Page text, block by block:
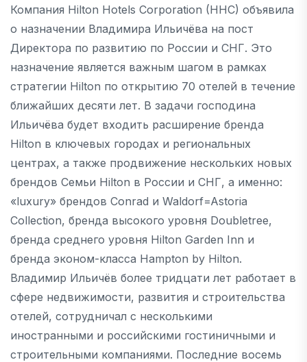
Компания Hilton Hotels Corporation (HHC) объявила
о назначении Владимира Ильичёва на пост
Директора по развитию по России и СНГ. Это
назначение является важным шагом в рамках
стратегии Hilton по открытию 70 отелей в течение
ближайших десяти лет. В задачи господина
Ильичёва будет входить расширение бренда
Hilton в ключевых городах и региональных
центрах, а также продвижение нескольких новых
брендов Семьи Hilton в России и СНГ, а именно:
«luxury» брендов Conrad и Waldorf=Astoria
Collection, бренда высокого уровня Doubletree,
бренда среднего уровня Hilton Garden Inn и
бренда эконом-класса Hampton by Hilton.
Владимир Ильичёв более тридцати лет работает в
сфере недвижимости, развития и строительства
отелей, сотрудничал с несколькими
иностранными и российскими гостиничными и
строительными компаниями. Последние восемь